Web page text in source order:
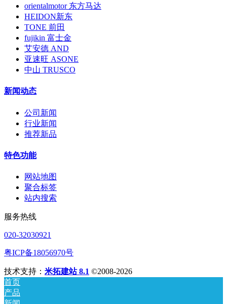
orientalmotor 东方马达
HEIDON新东
TONE 前田
fujikin 富士金
艾安德 AND
亚速旺 ASONE
中山 TRUSCO
新闻动态
公司新闻
行业新闻
推荐新品
特色功能
网站地图
聚合标签
站内搜索
服务热线
020-32030921
粤ICP备18056970号
技术支持： 米拓建站 8.1 ©2008-2026
首页
产品